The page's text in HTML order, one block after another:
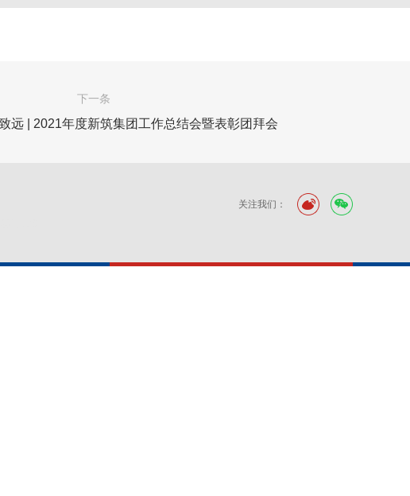
下一条
远 | 2021年度新筑集团工作总结会暨表彰团拜会
关注我们：